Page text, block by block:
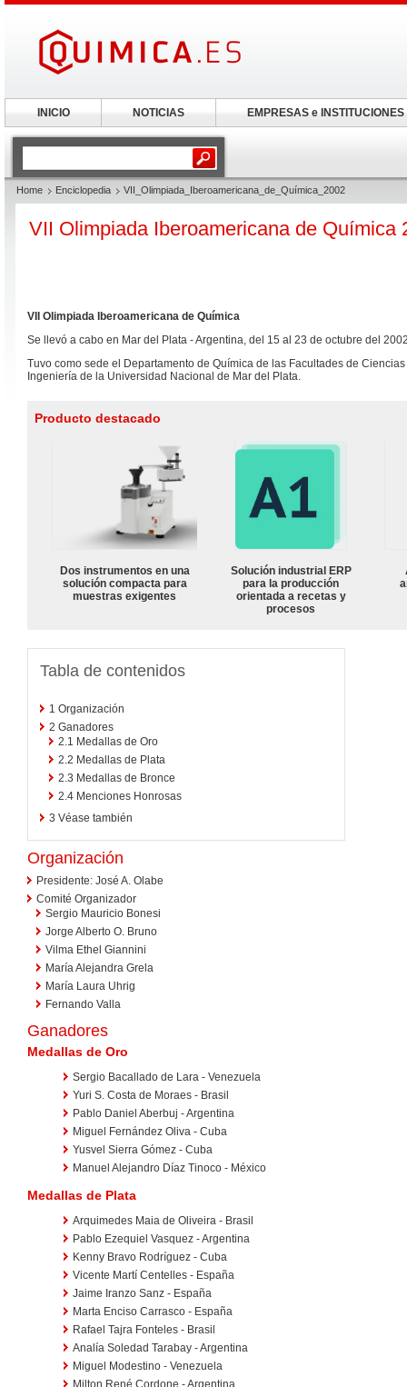
Home Enciclopedia VII_Olimpiada_Iberoamericana_de_Química_2002
VII Olimpiada Iberoamericana de Química
VII Olimpiada Iberoamericana de Química
Se llevó a cabo en Mar del Plata - Argentina, del 15 al 23 de octubre del
Tuvo como sede el Departamento de Química de las Facultades de
Ingeniería de la Universidad Nacional de Mar del Plata.
Producto destacado
Dos instrumentos en una
solución compacta para
muestras exigentes
Solución industrial ERP
para la producción
orientada a recetas y
procesos
Tabla de contenidos
1 Organización
2 Ganadores
2.1 Medallas de Oro
2.2 Medallas de Plata
2.3 Medallas de Bronce
2.4 Menciones Honrosas
3 Véase también
Organización
Presidente: José A. Olabe
Comité Organizador
Sergio Mauricio Bonesi
Jorge Alberto O. Bruno
Vilma Ethel Giannini
María Alejandra Grela
María Laura Uhrig
Fernando Valla
Ganadores
Medallas de Oro
Sergio Bacallado de Lara - Venezuela
Yuri S. Costa de Moraes - Brasil
Pablo Daniel Aberbuj - Argentina
Miguel Fernández Oliva - Cuba
Yusvel Sierra Gómez - Cuba
Manuel Alejandro Díaz Tinoco - México
Medallas de Plata
Arquimedes Maia de Oliveira - Brasil
Pablo Ezequiel Vasquez - Argentina
Kenny Bravo Rodríguez - Cuba
Vicente Martí Centelles - España
Jaime Iranzo Sanz - España
Marta Enciso Carrasco - España
Rafael Tajra Fonteles - Brasil
Analía Soledad Tarabay - Argentina
Miguel Modestino - Venezuela
Milton René Cordone - Argentina
INICIO NOTICIAS EMPRESAS e INSTITUCIONES